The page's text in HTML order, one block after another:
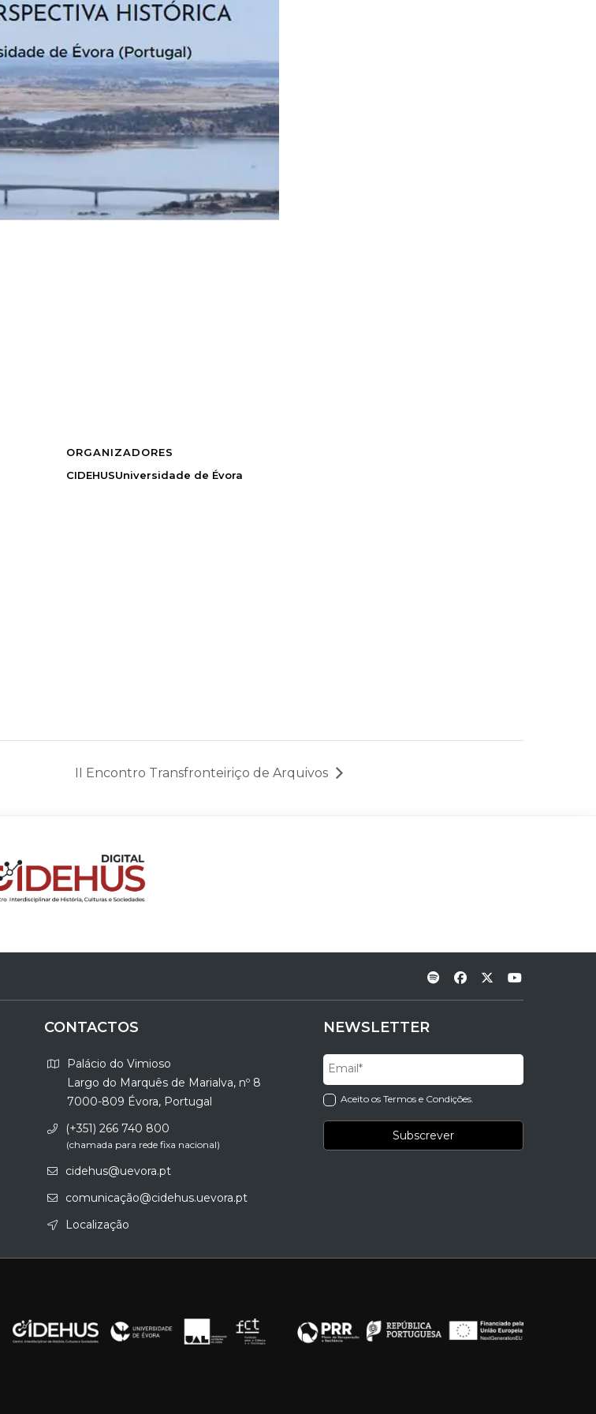
ORGANIZADORES
CIDEHUSUniversidade de Évora
II Encontro Transfronteiriço de Arquivos
CONTACTOS
Palácio do Vimioso
Largo do Marquês de Marialva, nº 8
7000-809 Évora, Portugal
(+351) 266 740 800
(chamada para rede fixa nacional)
cidehus@uevora.pt
comunicação@cidehus.uevora.pt
Localização
NEWSLETTER
Aceito os Termos e Condições.